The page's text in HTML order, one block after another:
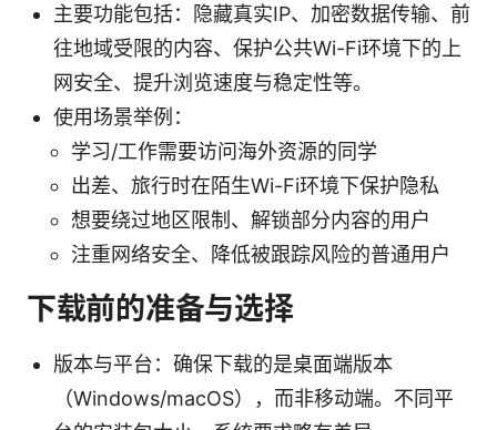
主要功能包括：隐藏真实IP、加密数据传输、前
往地域受限的内容、保护公共Wi-Fi环境下的上
网安全、提升浏览速度与稳定性等。
使用场景举例：
学习/工作需要访问海外资源的同学
出差、旅行时在陌生Wi-Fi环境下保护隐私
想要绕过地区限制、解锁部分内容的用户
注重网络安全、降低被跟踪风险的普通用户
下载前的准备与选择
版本与平台：确保下载的是桌面端版本
（Windows/macOS），而非移动端。不同平